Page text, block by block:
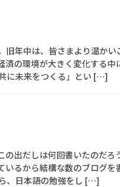
年中は、皆さまより温かい
の環境が大きく変化する中
に未来をつくる」とい […]
出だしは何回書いたのだろ
るから結構な数のブログを
、日本語の勉強をし […]